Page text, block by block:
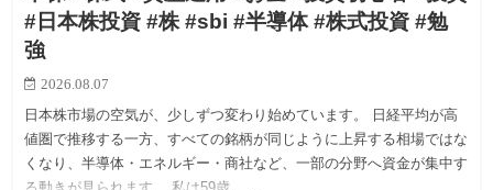
#日本株投資 #株 #sbi #半導体 #株式投資 #勉
強
2026.08.07
日本株市場の空気が、少しずつ変わり始めています。 日経平均が高
値圏で推移する一方、すべての銘柄が同じように上昇する相場ではな
くなり、半導体・エネルギー・商社など、一部の分野へ資金が集中す